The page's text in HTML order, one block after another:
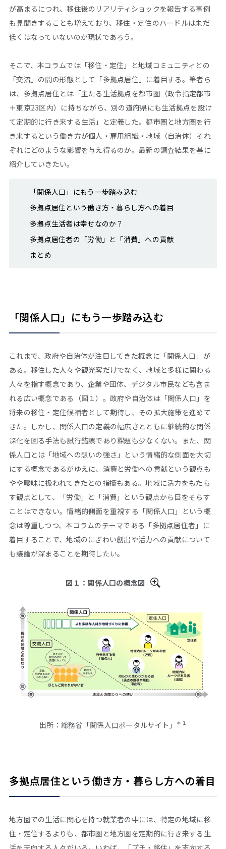
が高まるにつれ、移住後のリアリティショックを報告する事例
も見聞きすることも増えており、移住・定住のハードルは未だ
低くはなっていないのが現状であろう。
そこで、本コラムでは「移住・定住」と地域コミュニティとの
「交流」の間の形態として「多拠点居住」に着目する。筆者ら
は、多拠点居住とは「主たる生活拠点を都市圏（政令指定都市
＋東京23区内）に持ちながら、別の道府県にも生活拠点を設け
て定期的に行き来する生活」と定義した。都市圏と地方圏を行
き来するという働き方が個人・雇用組織・地域（自治体）それ
ぞれにどのような影響を与え得るのか。最新の調査結果を基に
紹介していきたい。
「関係人口」にもう一歩踏み込む
多拠点居住という働き方・暮らし方への着目
多拠点生活者は幸せなのか？
多拠点居住者の「労働」と「消費」への貢献
まとめ
「関係人口」にもう一歩踏み込む
これまで、政府や自治体が注目してきた概念に「関係人口」が
ある。移住した人々や観光客だけでなく、地域と多様に関わる
人々を指す概念であり、企業や団体、デジタル市民なども含ま
れる広い概念である（図１）。政府や自治体は「関係人口」を
将来の移住・定住候補者として期待し、その拡大施策を進めて
きた。しかし、関係人口の定義の幅広さとともに継続的な関係
深化を図る手法も試行錯誤であり課題も少なくない。また、関
係人口とは「地域への想いの強さ」という情緒的な側面を大切
にする概念であるがゆえに、消費と労働への貢献という観点も
やや曖昧に扱われてきたとの指摘もある。地域に活力をもたら
す観点として、「労働」と「消費」という観点から目をそらす
ことはできない。情緒的側面を重視する「関係人口」という概
念は尊重しつつ、本コラムのテーマである「多拠点居住者」に
着目することで、地域のにぎわい創出や活力への貢献について
も議論が深まることを期待したい。
図１：関係人口の概念図
出所：総務省「関係人口ポータルサイト」 ＊１
多拠点居住という働き方・暮らし方への着目
地方圏での生活に関心を持つ就業者の中には、特定の地域に移
住・定住するよりも、都市圏と地方圏を定期的に行き来する生